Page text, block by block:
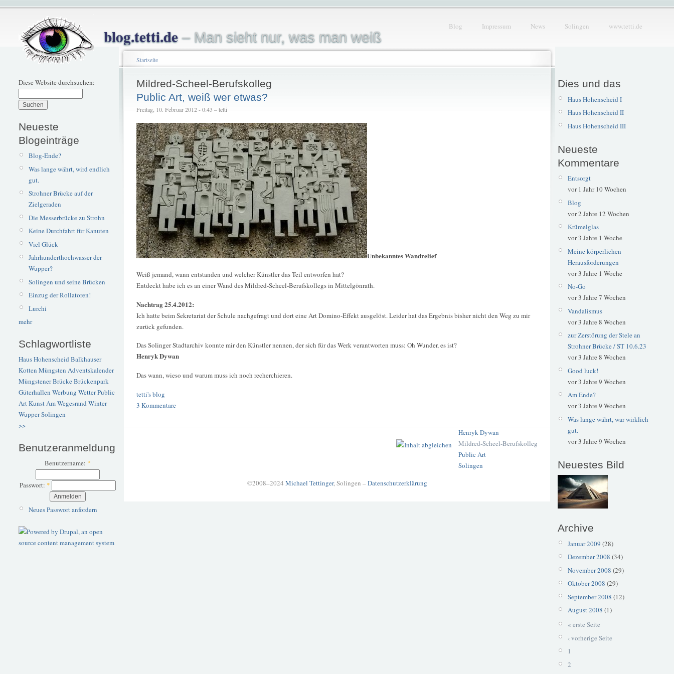
blog.tetti.de– Man sieht nur, was man weiß
Blog Impressum News Solingen www.tetti.de
Diese Website durchsuchen:
Neueste
Blogeinträge
Blog-Ende?
Was lange währt, wird endlich
gut.
Strohner Brücke auf der
Zielgeraden
Die Messerbrücke zu Strohn
Keine Durchfahrt für Kanuten
Viel Glück
Jahrhunderthochwasser der
Wupper?
Solingen und seine Brücken
Einzug der Rollatoren!
Lurchi
mehr
Schlagwortliste
Haus Hohenscheid Balkhauser
Kotten Müngsten Adventskalender
Müngstener BrückeBrückenpark
Güterhallen Werbung WetterPublic
ArtKunstAm Wegesrand Winter
WupperSolingen
>>
Benutzeranmeldung
Benutzername: *
Passwort: *
Neues Passwort anfordern
Startseite
Mildred-Scheel-Berufskolleg
Public Art, weiß wer etwas?
Freitag, 10. Februar 2012 - 0:43 – tetti
Unbekanntes Wandrelief
Weiß jemand, wann entstanden und welcher Künstler das Teil entworfen hat?
Entdeckt habe ich es an einer Wand des Mildred-Scheel-Berufskollegs in Mittelgönrath.
Nachtrag 25.4.2012:
Ich hatte beim Sekretariat der Schule nachgefragt und dort eine Art Domino-Effekt ausgelöst. Leider hat das Ergebnis bisher nicht den Weg zu mir
zurück gefunden.
Das Solinger Stadtarchiv konnte mir den Künstler nennen, der sich für das Werk verantworten muss: Oh Wunder, es ist?
Henryk Dywan
Das wann, wieso und warum muss ich noch recherchieren.
tetti's blog
3 Kommentare
Henryk Dywan
Mildred-Scheel-Berufskolleg
Public Art
Solingen
©2008–2024 Michael Tettinger, Solingen –Datenschutzerklärung
Dies und das
Haus Hohenscheid I
Haus Hohenscheid II
Haus Hohenscheid III
Neueste
Kommentare
Entsorgt
vor 1 Jahr 10 Wochen
Blog
vor 2 Jahre 12 Wochen
Krümelglas
vor 3 Jahre 1 Woche
Meine körperlichen
Herausforderungen
vor 3 Jahre 1 Woche
No-Go
vor 3 Jahre 7 Wochen
Vandalismus
vor 3 Jahre 8 Wochen
zur Zerstörung der Stele an
Strohner Brücke / ST 10.6.23
vor 3 Jahre 8 Wochen
Good luck!
vor 3 Jahre 9 Wochen
Am Ende?
vor 3 Jahre 9 Wochen
Was lange währt, war wirklich
gut.
vor 3 Jahre 9 Wochen
Neuestes Bild
Archive
Januar 2009 (28)
Dezember 2008 (34)
November 2008 (29)
Oktober 2008 (29)
September 2008 (12)
August 2008 (1)
« erste Seite
‹ vorherige Seite
1
2